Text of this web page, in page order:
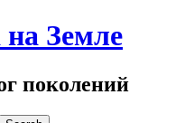
Земле
поколений